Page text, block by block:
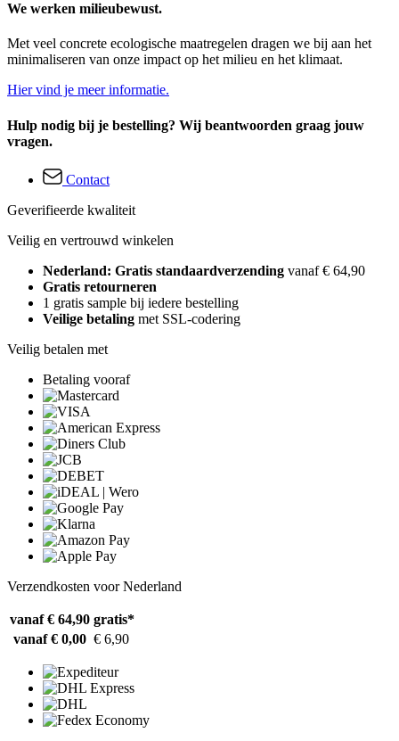
We werken milieubewust.
Met veel concrete ecologische maatregelen dragen we bij aan het
minimaliseren van onze impact op het milieu en het klimaat.
Hier vind je meer informatie.
Hulp nodig bij je bestelling? Wij beantwoorden graag jouw
vragen.
Contact
Geverifieerde kwaliteit
Veilig en vertrouwd winkelen
Nederland: Gratis standaardverzending vanaf € 64,90
Gratis retourneren
1 gratis sample bij iedere bestelling
Veilige betaling met SSL-codering
Veilig betalen met
Betaling vooraf
Verzendkosten voor Nederland
vanaf € 64,90 gratis*
vanaf € 0,00 € 6,90